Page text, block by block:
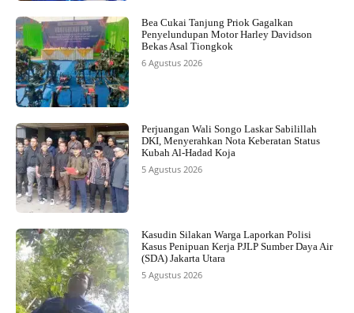
Bea Cukai Tanjung Priok Gagalkan
Penyelundupan Motor Harley Davidson
Bekas Asal Tiongkok
6 Agustus 2026
Perjuangan Wali Songo Laskar Sabilillah
DKI, Menyerahkan Nota Keberatan Status
Kubah Al-Hadad Koja
5 Agustus 2026
Kasudin Silakan Warga Laporkan Polisi
Kasus Penipuan Kerja PJLP Sumber Daya Air
(SDA) Jakarta Utara
5 Agustus 2026